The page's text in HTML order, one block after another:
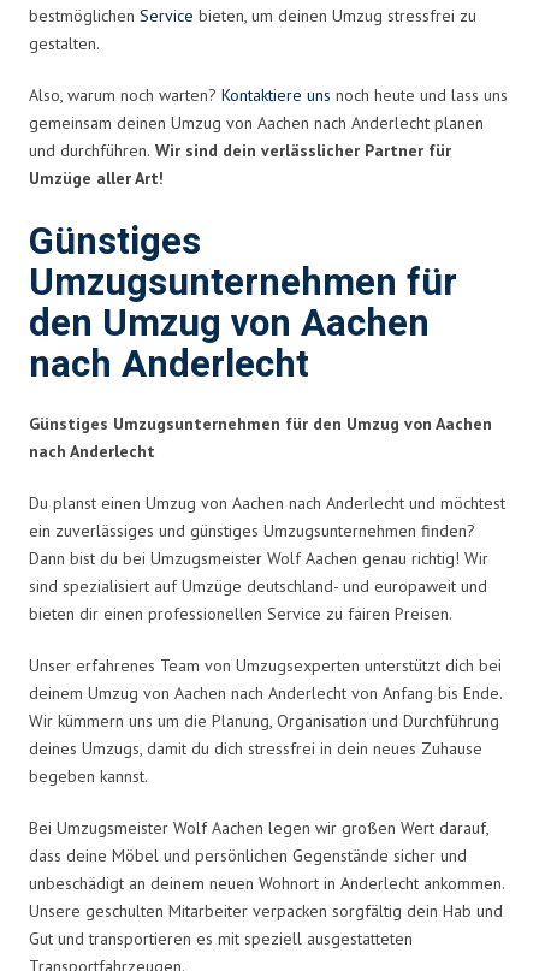
bestmöglichen Service bieten, um deinen Umzug stressfrei zu
gestalten.
Also, warum noch warten? Kontaktiere uns noch heute und lass uns
gemeinsam deinen Umzug von Aachen nach Anderlecht planen
und durchführen. Wir sind dein verlässlicher Partner für
Umzüge aller Art!
Günstiges
Umzugsunternehmen für
den Umzug von Aachen
nach Anderlecht
Günstiges Umzugsunternehmen für den Umzug von Aachen
nach Anderlecht
Du planst einen Umzug von Aachen nach Anderlecht und möchtest
ein zuverlässiges und günstiges Umzugsunternehmen finden?
Dann bist du bei Umzugsmeister Wolf Aachen genau richtig! Wir
sind spezialisiert auf Umzüge deutschland- und europaweit und
bieten dir einen professionellen Service zu fairen Preisen.
Unser erfahrenes Team von Umzugsexperten unterstützt dich bei
deinem Umzug von Aachen nach Anderlecht von Anfang bis Ende.
Wir kümmern uns um die Planung, Organisation und Durchführung
deines Umzugs, damit du dich stressfrei in dein neues Zuhause
begeben kannst.
Bei Umzugsmeister Wolf Aachen legen wir großen Wert darauf,
dass deine Möbel und persönlichen Gegenstände sicher und
unbeschädigt an deinem neuen Wohnort in Anderlecht ankommen.
Unsere geschulten Mitarbeiter verpacken sorgfältig dein Hab und
Gut und transportieren es mit speziell ausgestatteten
Transportfahrzeugen.